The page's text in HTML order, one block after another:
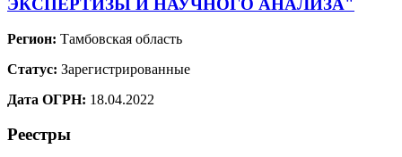
ЭКСПЕРТИЗЫ И НАУЧНОГО АНАЛИЗА"
Регион: Тамбовская область
Статус: Зарегистрированные
Дата ОГРН: 18.04.2022
Реестры